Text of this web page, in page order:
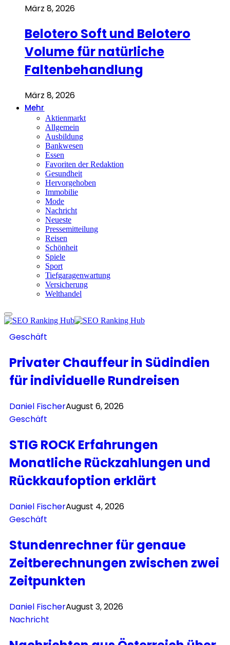
März 8, 2026
Belotero Soft und Belotero
Volume für natürliche
Faltenbehandlung
März 8, 2026
Mehr
Aktienmarkt
Allgemein
Ausbildung
Bankwesen
Essen
Favoriten der Redaktion
Gesundheit
Hervorgehoben
Immobilie
Mode
Nachricht
Neueste
Pressemitteilung
Reisen
Schönheit
Spiele
Sport
Tiefgaragenwartung
Versicherung
Welthandel
Geschäft
Privater Chauffeur in Südindien
für individuelle Rundreisen
Daniel FischerAugust 6, 2026
Geschäft
STIG ROCK Erfahrungen
Monatliche Rückzahlungen und
Rückkaufoption erklärt
Daniel FischerAugust 4, 2026
Geschäft
Stundenrechner für genaue
Zeitberechnungen zwischen zwei
Zeitpunkten
Daniel FischerAugust 3, 2026
Nachricht